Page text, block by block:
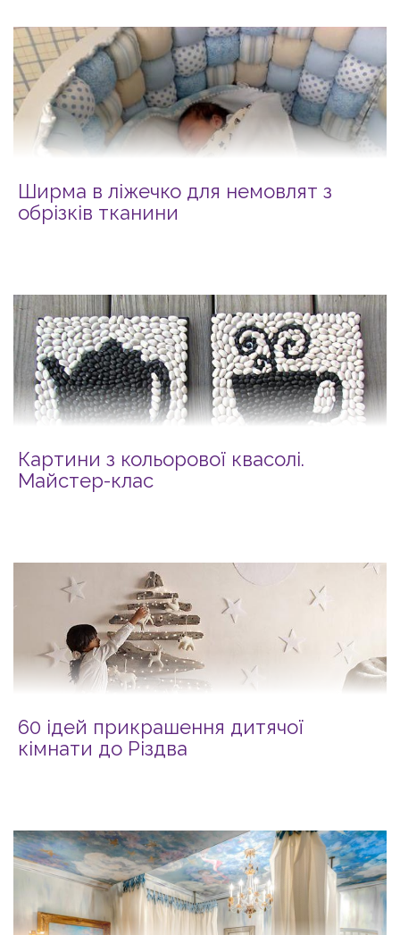
Ширма в ліжечко для немовлят з
обрізків тканини
Картини з кольорової квасолі.
Майстер-клас
60 ідей прикрашення дитячої
кімнати до Різдва